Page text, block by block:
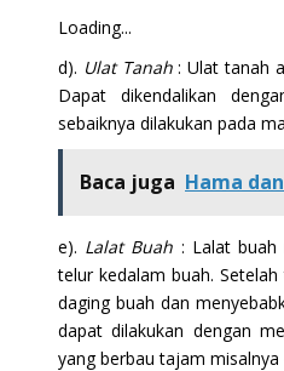
Loading...
d). Ulat Tanah: Ulat tanah
Dapat dikendalikan
sebaiknya dilakukan pada
Baca juga Hama
e). Lalat Buah : Lalat buah
telur kedalam buah.
daging buah dan
dapat dilakukan dengan
yang berbau tajam